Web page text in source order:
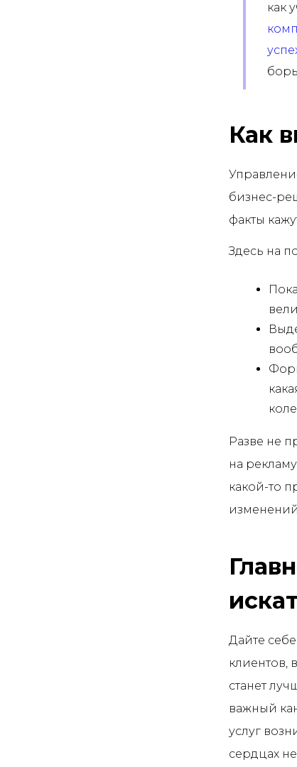
как
Как
бизнес-
факты
Здесь на
Разве не
на
какой-то
Дайте
клиентов,
станет
важный
услуг
сердцах